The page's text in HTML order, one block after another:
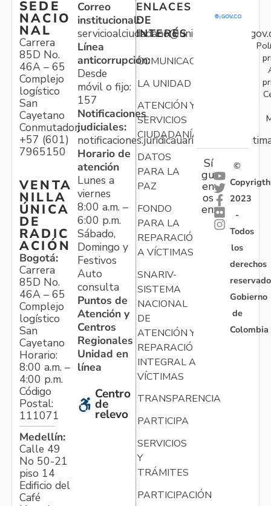
SEDE
NACIO
NAL
Carrera
85D No.
46A – 65
Complejo
logístico
San
Cayetano
Conmutador:
+57 (601)
7965150
VENTA
NILLA
ÚNICA
DE
RADIC
ACIÓN
Bogotá:
Carrera
85D No.
46A – 65
Complejo
logístico
San
Cayetano
Horario:
8:00 a.m. –
4:00 p.m.
Código
Postal:
111071
Medellín:
Calle 49
No 50-21
piso 14
Edificio del
Café
Correo
institucional:
Línea
anticorrupción:
Desde
móvil o fijo:
157
Notificaciones
judiciales:
Horario de
atención
Lunes a
viernes
8:00 a.m. –
6:00 p.m.
Sábado,
Domingo y
Festivos
Auto
consulta
Puntos de
Atención y
Centros
Regionales
Unidad en
línea
Centro
de
relevo
ENLACES
DE
INTERÉS
COMUNICACIONES
LA UNIDAD
ATENCIÓN Y
SERVICIOS
CIUDADANÍA
DATOS
PARA LA
PAZ
FONDO
PARA LA
REPARACIÓN
A VÍCTIMAS
SNARIV-
SISTEMA
NACIONAL
DE
ATENCIÓN Y
REPARACIÓN
INTEGRAL A
VÍCTIMAS
TRANSPARENCIA
PARTICIPA
SERVICIOS
Y
TRÁMITES
PARTICIPACIÓN
Sí
gu
en
os
en:
©
Copyrigth
2023
-
Todos
los
derechos
Gobierno
de
Colombia